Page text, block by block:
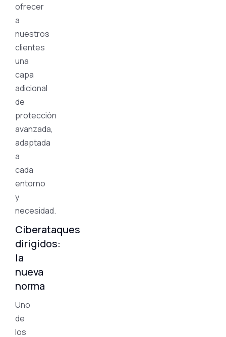
ofrecer
a
nuestros
clientes
una
capa
adicional
de
protección
avanzada,
adaptada
a
cada
entorno
y
necesidad.
Ciberataques
dirigidos:
la
nueva
norma
Uno
de
los